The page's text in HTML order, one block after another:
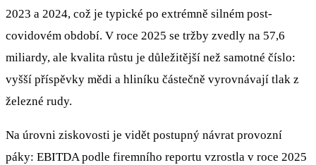
2023 a 2024, což je typické po extrémně silném post-
covidovém období. V roce 2025 se tržby zvedly na 57,6
miliardy, ale kvalita růstu je důležitější než samotné číslo:
vyšší příspěvky mědi a hliníku částečně vyrovnávají tlak z
železné rudy.
Na úrovni ziskovosti je vidět postupný návrat provozní
páky: EBITDA podle firemního reportu vzrostla v roce 2025